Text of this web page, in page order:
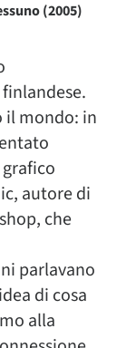
(2005)
il mondo: in
autore di
che
parlavano
di cosa
alla